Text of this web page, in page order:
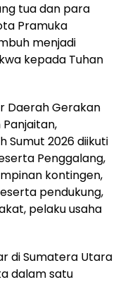
tua dan para
Pramuka
menjadi
kepada Tuhan
Daerah Gerakan
Sumut 2026 diikuti
Penggalang,
kontingen,
pendukung,
pelaku usaha
di Sumatera Utara
dalam satu